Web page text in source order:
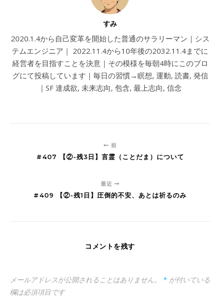
すみ
2020.1.4から自己変革を開始した普通のサラリーマン｜シス
テムエンジニア｜ 2022.11.4から10年後の2032.11.4までに
経営者を目指すことを決意｜その模様を毎朝4時にこのブロ
グにて投稿しています｜毎日の習慣→瞑想, 運動, 読書, 発信
｜SF 達成欲, 未来志向, 包含, 最上志向, 信念
前
#407 【②-残3日】言霊（ことだま）について
最近
#409 【②-残1日】圧倒的不安、あとは祈るのみ
コメントを残す
メールアドレスが公開されることはありません。 * が付いている
欄は必須項目です